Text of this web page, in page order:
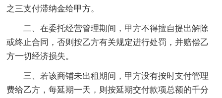
之三支付滞纳金给甲方。
二、在委托经营管理期间，甲方不得擅自提出解除
或终止合同，否则按乙方有关规定进行处罚，并赔偿乙
方一切经济损失。
三、若该商铺未出租期间，甲方没有按时支付管理
费给乙方，每延期一天，则按延期交付款项总额的千分